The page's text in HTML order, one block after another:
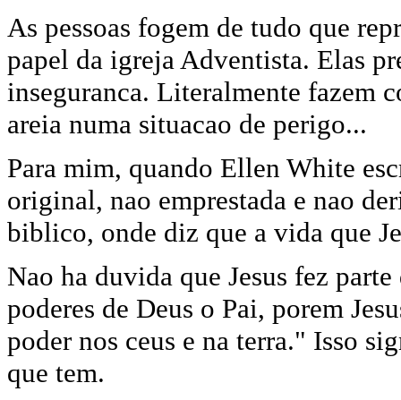
As pessoas fogem de tudo que
papel da igreja Adventista. Elas
inseguranca. Literalmente fazem
areia numa situacao de perigo...
Para mim, quando Ellen White
original, nao emprestada e nao
biblico, onde diz que a vida que
Nao ha duvida que Jesus fez
poderes de Deus o Pai, porem
poder nos ceus e na terra." Isso
que tem.